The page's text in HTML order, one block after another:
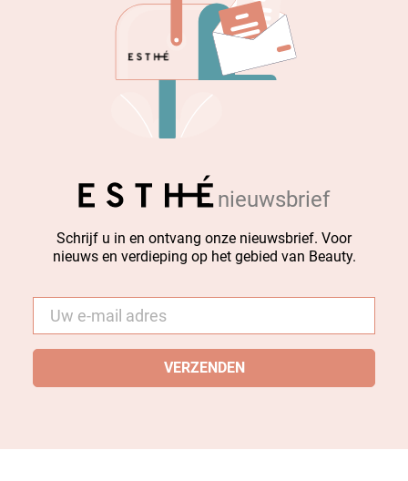
nieuwsbrief
Schrijf u in en ontvang onze nieuwsbrief. Voor
nieuws en verdieping op het gebied van Beauty.
mail *